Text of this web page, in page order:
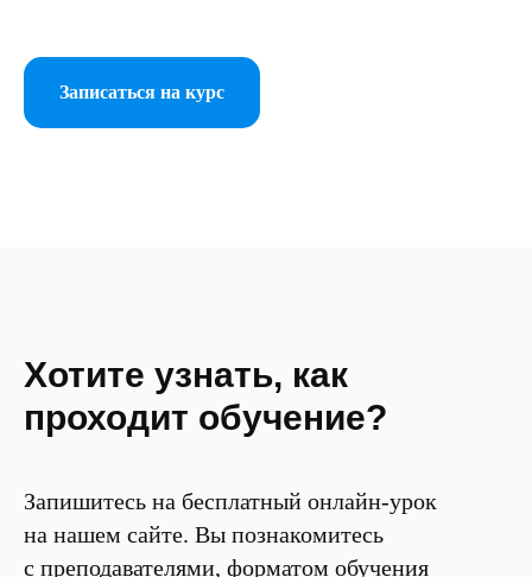
Записаться на курс
Хотите узнать, как
проходит обучение?
Запишитесь на бесплатный онлайн-урок
на нашем сайте. Вы познакомитесь
с преподавателями, форматом обучения